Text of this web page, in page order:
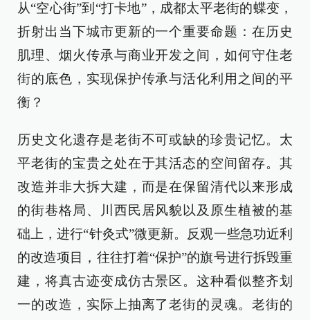
从“空心街”到“打卡地”，成都太平老街的蝶变，
折射出当下城市更新的一个重要命题：在历史
肌理、烟火传承与商业开发之间，如何守住老
街的底色，实现保护传承与活化利用之间的平
衡？
历史文化遗存是老街不可或缺的珍贵记忆。太
平老街的宝贵之处在于其活态的空间留存。其
改造并非大拆大建，而是在保留清代以来形成
的街巷格局、川西民居风貌以及原生植被的基
础上，进行“针灸式”微更新。反观一些急功近利
的改造项目，往往打着“保护”的旗号进行拆毁重
建，将真古迹变成仿古景区。这种看似整齐划
一的改造，实际上抽离了老街的灵魂。老街的